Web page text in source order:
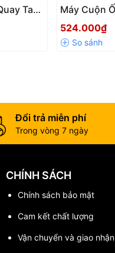
Tay
Máy Cuộn
(Rulo) HR-
Có Bánh Xe
Nhanh, Di
524.000₫
Đổi trả miễn phí
Trong vòng 7 ngày
CHÍNH SÁCH
Chính sách bảo mật
Cam kết chất lượng
Vận chuyển và giao nhận